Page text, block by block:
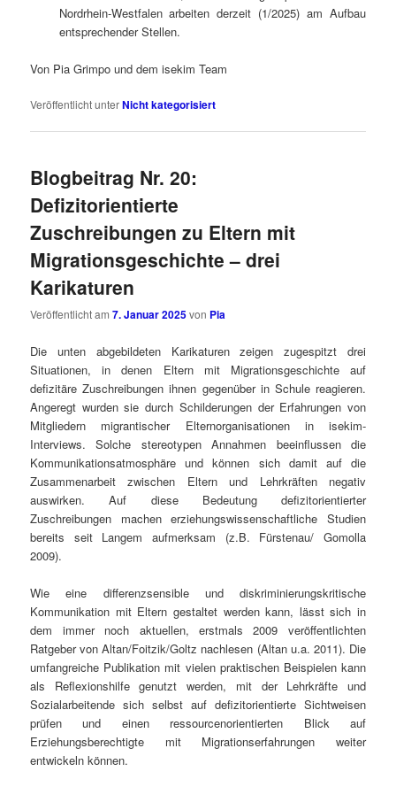
Nordrhein-Westfalen arbeiten derzeit (1/2025) am Aufbau
entsprechender Stellen.
Von Pia Grimpo und dem isekim Team
Veröffentlicht unterNicht kategorisiert
Blogbeitrag Nr. 20:
Defizitorientierte
Zuschreibungen zu Eltern mit
Migrationsgeschichte – drei
Karikaturen
Veröffentlicht am7. Januar 2025von Pia
Die unten abgebildeten Karikaturen zeigen zugespitzt drei
Situationen, in denen Eltern mit Migrationsgeschichte auf
defizitäre Zuschreibungen ihnen gegenüber in Schule reagieren.
Angeregt wurden sie durch Schilderungen der Erfahrungen von
Mitgliedern migrantischer Elternorganisationen in isekim-
Interviews. Solche stereotypen Annahmen beeinflussen die
Kommunikationsatmosphäre und können sich damit auf die
Zusammenarbeit zwischen Eltern und Lehrkräften negativ
auswirken. Auf diese Bedeutung defizitorientierter
Zuschreibungen machen erziehungswissenschaftliche Studien
bereits seit Langem aufmerksam (z.B. Fürstenau/ Gomolla
2009).
Wie eine differenzsensible und diskriminierungskritische
Kommunikation mit Eltern gestaltet werden kann, lässt sich in
dem immer noch aktuellen, erstmals 2009 veröffentlichten
Ratgeber von Altan/Foitzik/Goltz nachlesen (Altan u.a. 2011). Die
umfangreiche Publikation mit vielen praktischen Beispielen kann
als Reflexionshilfe genutzt werden, mit der Lehrkräfte und
Sozialarbeitende sich selbst auf defizitorientierte Sichtweisen
prüfen und einen ressourcenorientierten Blick auf
Erziehungsberechtigte mit Migrationserfahrungen weiter
entwickeln können.